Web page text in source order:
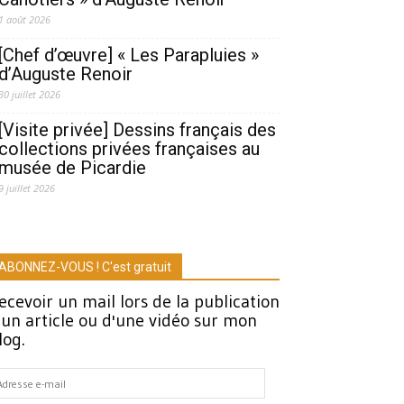
1 août 2026
[Chef d’œuvre] « Les Parapluies »
d’Auguste Renoir
juillet 2026
[Visite privée] Dessins français des
collections privées françaises au
musée de Picardie
juillet 2026
VOUS ! C'est gratuit
un mail lors de la publication
article ou d'une vidéo sur mon